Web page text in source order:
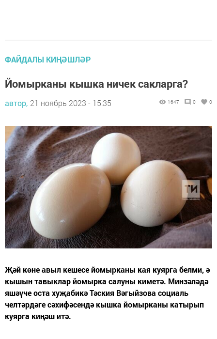
ФАЙДАЛЫ КИҢӘШЛӘР
Йомырканы кышка ничек сакларга?
автор, 21 ноябрь 2023 - 15:35 1647 0 0
Җәй көне авыл кешесе йомырканы кая куярга белми, ә
кышын тавыклар йомырка салуны киметә. Минзәләдә
яшәүче оста хуҗабикә Тәския Вәгыйзова социаль
челтәрдәге сәхифәсендә кышка йомырканы катырып
куярга киңәш итә.